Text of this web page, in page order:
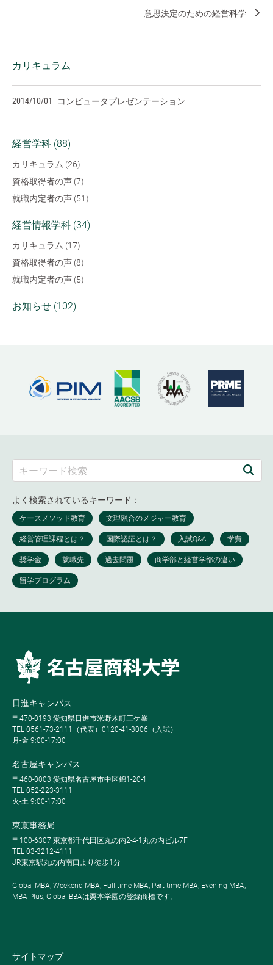
意思決定のための経営科学
カリキュラム
2014/10/01 コンピュータプレゼンテーション
経営学科 (88)
カリキュラム (26)
資格取得者の声 (7)
就職内定者の声 (51)
経営情報学科 (34)
カリキュラム (17)
資格取得者の声 (8)
就職内定者の声 (5)
お知らせ (102)
よく検索されているキーワード：
日進キャンパス
〒470-0193 愛知県日進市米野木町三ケ峯
TEL 0561-73-2111（代表）0120-41-3006（入試）
月-金 9:00-17:00
名古屋キャンパス
〒460-0003 愛知県名古屋市中区錦1-20-1
TEL 052-223-3111
火-土 9:00-17:00
東京事務局
〒100-6307 東京都千代田区丸の内2-4-1丸の内ビル7F
TEL 03-3212-4111
JR東京駅丸の内南口より徒歩1分
Global MBA, Weekend MBA, Full-time MBA, Part-time MBA, Evening MBA,
MBA Plus, Global BBAは栗本学園の登録商標です。
サイトマップ